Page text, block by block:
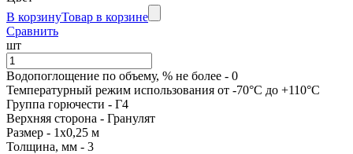
Полиэстер
Полиэстер
двухсторонний
Цинк
Jazzy
Коричневый
В корзинуТовар в корзине
Сравнить
шт
Водопоглощение по объему, % не более - 0
Температурный режим использования от -70°С до +110°С
Группа горючести - Г4
Верхняя сторона - Гранулят
Размер - 1х0,25 м
Толщина, мм - 3